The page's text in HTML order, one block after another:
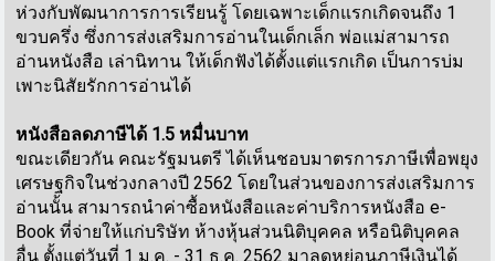
ห่วงกับพัฒนาการการเรียนรู้ โดยเฉพาะเด็กแรกเกิดจนถึง 1
ขวบครึ่ง ซึ่งการส่งเสริมการอ่านในเด็กเล็ก พ่อแม่สามารถ
อ่านหนังสือ เล่านิทาน ให้เด็กฟังได้ตั้งแต่แรกเกิด เป็นการบ่ม
เพาะนิสัยรักการอ่านได้
หนังสือลดภาษีได้ 1.5 หมื่นบาท
ขณะเดียวกัน คณะรัฐมนตรี ได้เห็นชอบมาตรการภาษีเพื่อพยุง
เศรษฐกิจในช่วงกลางปี 2562 โดยในส่วนของการส่งเสริมการ
อ่านนั้น สามารถนำค่าซื้อหนังสือและค่าบริการหนังสือ e-
Book ที่จ่ายให้แก่บริษัท ห้างหุ้นส่วนนิติบุคคล หรือนิติบุคคล
อื่น ตั้งแต่วันที่ 1 ม.ค. - 31 ธ.ค. 2562 มาลดหย่อนภาษีเงินได้